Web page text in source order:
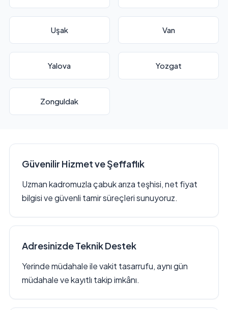
Uşak Van
Yalova Yozgat
Zonguldak
Güvenilir Hizmet ve Şeffaflık
Uzman kadromuzla çabuk arıza teşhisi, net fiyat
bilgisi ve güvenli tamir süreçleri sunuyoruz.
Adresinizde Teknik Destek
Yerinde müdahale ile vakit tasarrufu, aynı gün
müdahale ve kayıtlı takip imkânı.